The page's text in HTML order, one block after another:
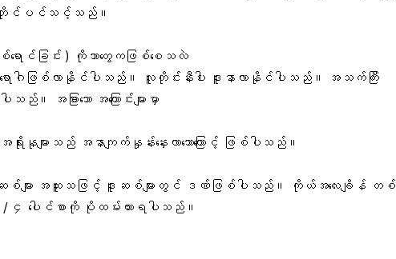
င်ပင်သင့်သည်။
ရောင်ခြင်း ) ကိုဘာတွေကဖြစ်စေသလဲ
ကြောင့် ထိုရောဂါဖြစ်လာနိုင်ပါသည်။ လူတိုင်းနီးပါး ဒူးနာလာနိုင်ပါသည်။ အသက်ကြီး
ည်။ အခြားသော အကြောင်းများမှာ
များသည် အနာကျက်နှုန်းနှေးလာသောကြောင့် ဖြစ်ပါသည်။
အဆစ်များ အထူးသဖြင့် ဒူးဆစ်များတွင် ဒဏ်ဖြစ်ပါသည်။ ကိုယ်အလေးချိန် တစ်
၄ ပေါင်စာကို ပိုထမ်းထားရပါသည်။